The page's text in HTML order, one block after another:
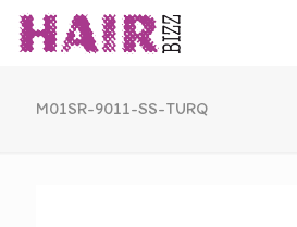
M01SR-9011-SS-TURQ